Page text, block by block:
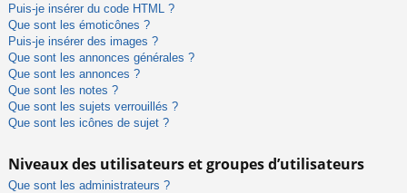
Puis-je insérer du code HTML ?
Que sont les émoticônes ?
Puis-je insérer des images ?
Que sont les annonces générales ?
Que sont les annonces ?
Que sont les notes ?
Que sont les sujets verrouillés ?
Que sont les icônes de sujet ?
Niveaux des utilisateurs et groupes d’utilisateurs
Que sont les administrateurs ?